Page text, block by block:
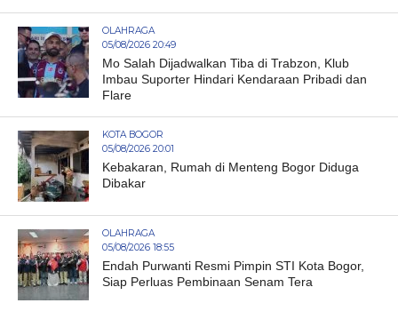
OLAHRAGA
05/08/2026 20:49
Mo Salah Dijadwalkan Tiba di Trabzon, Klub
Imbau Suporter Hindari Kendaraan Pribadi dan
Flare
KOTA BOGOR
05/08/2026 20:01
Kebakaran, Rumah di Menteng Bogor Diduga
Dibakar
OLAHRAGA
05/08/2026 18:55
Endah Purwanti Resmi Pimpin STI Kota Bogor,
Siap Perluas Pembinaan Senam Tera